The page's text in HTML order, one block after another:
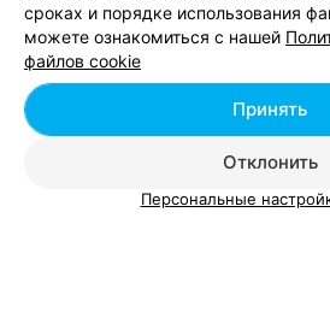
Виниры
Двухканальный пульпит,
Одноканальный пульпит,
Трехканальный пульпит,
сроках и порядке использования
можете ознакомиться с нашей
файлов cookie
Отклонить
Принять
Персональные